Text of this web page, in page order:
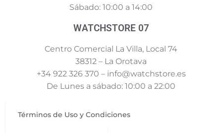
Sábado: 10:00 a 14:00
WATCHSTORE 07
Centro Comercial La Villa, Local 74
38312 – La Orotava
+34 922 326 370 – info@watchstore.es
De Lunes a sábado: 10:00 a 22:00
Términos de Uso y Condiciones